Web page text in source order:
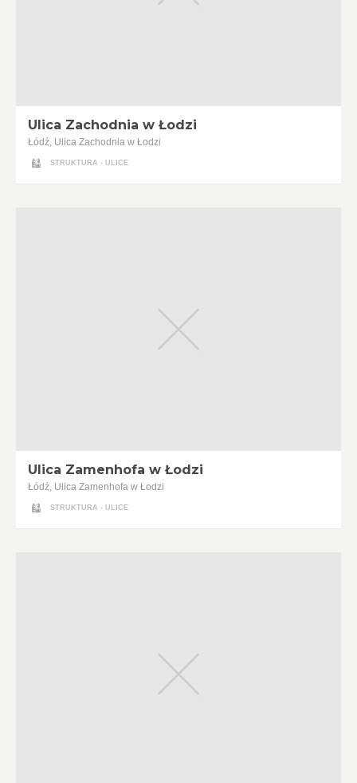
Ulica Zachodnia w Łodzi
Łódź, Ulica Zachodnia w Łodzi
STRUKTURA - ULICE
Ulica Zamenhofa w Łodzi
Łódź, Ulica Zamenhofa w Łodzi
STRUKTURA - ULICE